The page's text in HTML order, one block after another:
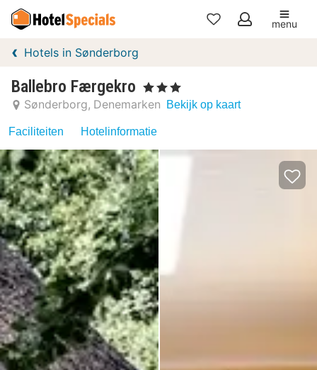
Mijn
menu
Hotels in Sønderborg
Ballebro Færgekro , 3 Sterren
Sønderborg Denemarken Bekijk op kaart
Faciliteiten Hotelinformatie